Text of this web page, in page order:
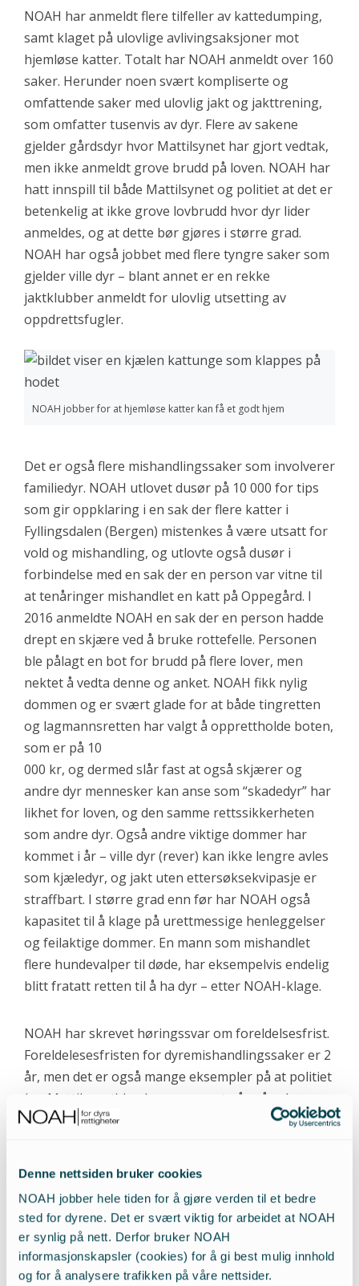
Denne nettsiden bruker cookies
NOAH jobber hele tiden for å gjøre verden til et bedre
sted for dyrene. Det er svært viktig for arbeidet at NOAH
er synlig på nett. Derfor bruker NOAH
informasjonskapsler (cookies) for å gi best mulig innhold
og for å analysere trafikken på våre nettsider.
NOAH har anmeldt flere tilfeller av kattedumping,
samt klaget på ulovlige avlivingsaksjoner mot
hjemløse katter. Totalt har NOAH anmeldt over 160
saker. Herunder noen svært kompliserte og
omfattende saker med ulovlig jakt og jakttrening,
som omfatter tusenvis av dyr. Flere av sakene
gjelder gårdsdyr hvor Mattilsynet har gjort vedtak,
men ikke anmeldt grove brudd på loven. NOAH har
hatt innspill til både Mattilsynet og politiet at det er
betenkelig at ikke grove lovbrudd hvor dyr lider
anmeldes, og at dette bør gjøres i større grad.
NOAH har også jobbet med flere tyngre saker som
gjelder ville dyr – blant annet er en rekke
jaktklubber anmeldt for ulovlig utsetting av
oppdrettsfugler.
NOAH jobber for at hjemløse katter kan få et godt hjem
Det er også flere mishandlingssaker som involverer
familiedyr. NOAH utlovet dusør på 10 000 for tips
som gir oppklaring i en sak der flere katter i
Fyllingsdalen (Bergen) mistenkes å være utsatt for
vold og mishandling, og utlovte også dusør i
forbindelse med en sak der en person var vitne til
at tenåringer mishandlet en katt på Oppegård. I
2016 anmeldte NOAH en sak der en person hadde
drept en skjære ved å bruke rottefelle. Personen
ble pålagt en bot for brudd på flere lover, men
nektet å vedta denne og anket. NOAH fikk nylig
dommen og er svært glade for at både tingretten
og lagmannsretten har valgt å opprettholde boten,
som er på 10
000 kr, og dermed slår fast at også skjærer og
andre dyr mennesker kan anse som “skadedyr” har
likhet for loven, og den samme rettssikkerheten
som andre dyr. Også andre viktige dommer har
kommet i år – ville dyr (rever) kan ikke lengre avles
som kjæledyr, og jakt uten ettersøksekvipasje er
straffbart. I større grad enn før har NOAH også
kapasitet til å klage på urettmessige henleggelser
og feilaktige dommer. En mann som mishandlet
flere hundevalper til døde, har eksempelvis endelig
blitt fratatt retten til å ha dyr – etter NOAH-klage.
NOAH har skrevet høringssvar om foreldelsesfrist.
Foreldelesesfristen for dyremishandlingssaker er 2
år, men det er også mange eksempler på at politiet
(og Mattilsynet) bruker mer enn to år på selve
saksbehandlingen av disse sakene. Flere saker går
NOAH har sendt et omfattende innspill til Økokrim
angående undersøkelse av dyrekriminalitet i
Norge. Innspillet omhandlet NOAHs erfaring med
alle typer kriminalitet mot dyr, vår analyse av